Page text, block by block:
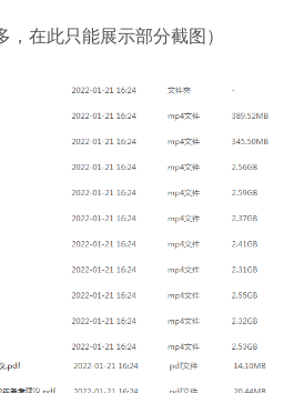
在此只能展示部分截图）